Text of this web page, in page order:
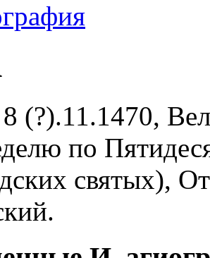
(?).11.1470,
по
святых),